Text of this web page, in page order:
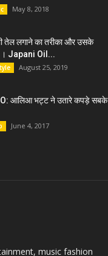
May 8, 2018
तेल लगाने का तरीका और उसके
। Japani Oil...
August 25, 2019
आलिआ भट्ट ने उतारे कपड़े सबके
June 4, 2017
music fashion